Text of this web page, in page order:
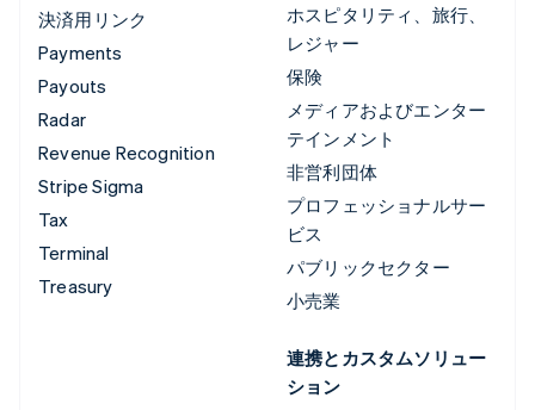
決済用リンク
Payments
Payouts
Radar
Revenue Recognition
Stripe Sigma
Tax
Terminal
Treasury
ホスピタリティ、旅行、
レジャー
保険
メディアおよびエンター
テインメント
非営利団体
プロフェッショナルサー
ビス
パブリックセクター
小売業
連携とカスタムソリュー
ション